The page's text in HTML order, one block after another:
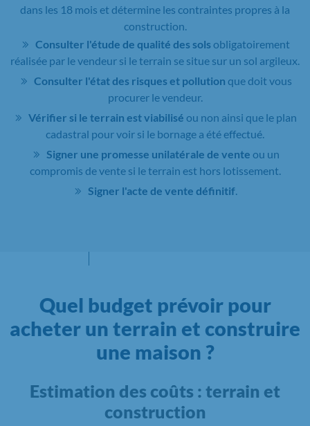
dans les 18 mois et détermine les contraintes propres à la
construction.
Consulter l'étude de qualité des sols obligatoirement
réalisée par le vendeur si le terrain se situe sur un sol argileux.
Consulter l'état des risques et pollution que doit vous
procurer le vendeur.
Vérifier si le terrain est viabilisé ou non ainsi que le plan
cadastral pour voir si le bornage a été effectué.
Signer une promesse unilatérale de vente ou un
compromis de vente si le terrain est hors lotissement.
Signer l'acte de vente définitif
Quel budget prévoir pour
acheter un terrain et construire
une maison ?
Estimation des coûts : terrain et
construction